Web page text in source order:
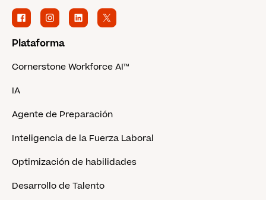
Plataforma
Cornerstone Workforce AI™
IA
Agente de Preparación
Inteligencia de la Fuerza Laboral
Optimización de habilidades
Desarrollo de Talento